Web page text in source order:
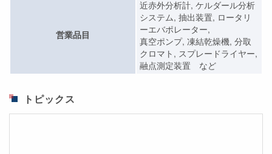
営業品目
近赤外分析計, ケルダール分析
システム, 抽出装置, ロータリ
ーエバポレーター,
真空ポンプ, 凍結乾燥機, 分取
クロマト, スプレードライヤー,
融点測定装置 など
トピックス